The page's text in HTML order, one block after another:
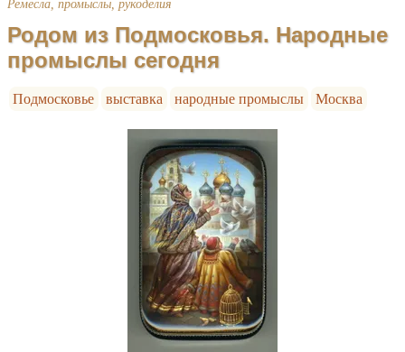
Ремёсла, промыслы, рукоделия
Родом из Подмосковья. Народные
промыслы сегодня
Подмосковье выставка народные промыслы Москва